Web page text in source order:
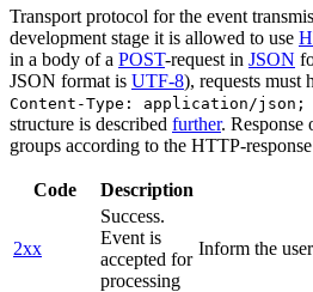
Transport protocol for the event
development stage it is allowed to use
in a body of a POST-request in JSON
JSON format is UTF-8), requests must
Content-Type: application/json;
structure is described further. Response
groups according to the HTTP-
Code Description
2xx
Success.
Event is
accepted for
processing
Inform the